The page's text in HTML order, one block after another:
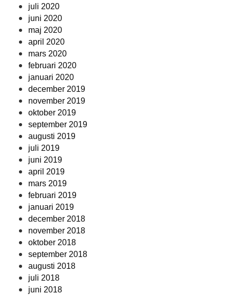
juli 2020
juni 2020
maj 2020
april 2020
mars 2020
februari 2020
januari 2020
december 2019
november 2019
oktober 2019
september 2019
augusti 2019
juli 2019
juni 2019
april 2019
mars 2019
februari 2019
januari 2019
december 2018
november 2018
oktober 2018
september 2018
augusti 2018
juli 2018
juni 2018